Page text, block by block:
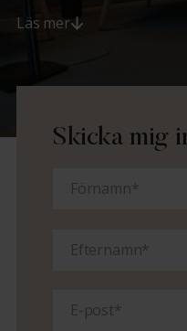
Läs mer
Skicka mig